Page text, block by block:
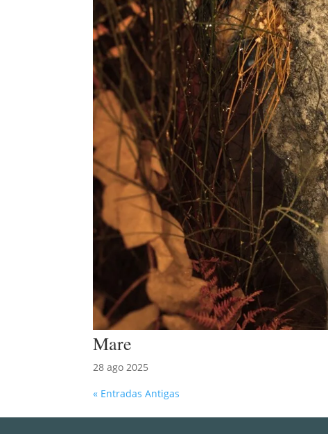
Mare
28 ago 2025
« Entradas Antigas